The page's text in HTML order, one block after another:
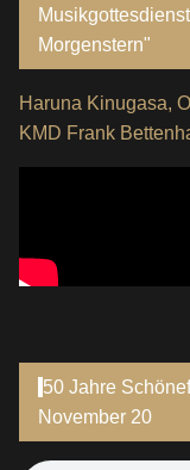
Morgenstern"
Haruna Kinugasa,
KMD Frank
50 Jahre
November 20